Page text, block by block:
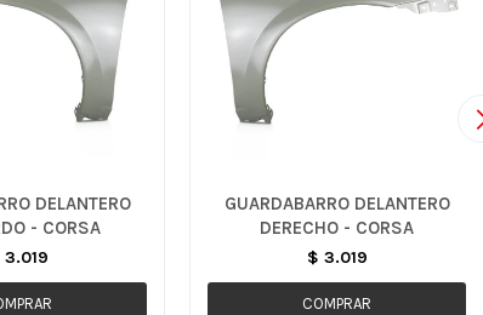
DELANTERO
- CORSA
3.019
GUARDABARRO DELANTERO
DERECHO - CORSA
$ 3.019